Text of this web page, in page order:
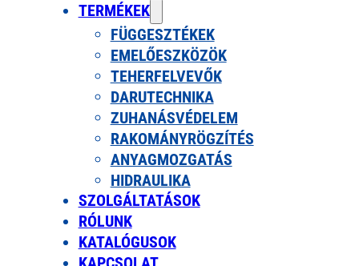
TERMÉKEK
FÜGGESZTÉKEK
EMELŐESZKÖZÖK
TEHERFELVEVŐK
DARUTECHNIKA
ZUHANÁSVÉDELEM
RAKOMÁNYRÖGZÍTÉS
ANYAGMOZGATÁS
HIDRAULIKA
SZOLGÁLTATÁSOK
RÓLUNK
KATALÓGUSOK